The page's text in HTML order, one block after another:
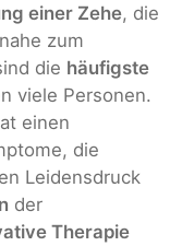
einer Zehe, die
zum
die häufigste
viele Personen.
einen
die
Leidensdruck
der
Therapie